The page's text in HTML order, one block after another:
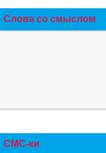
Слова со смыслом
СМС-ки